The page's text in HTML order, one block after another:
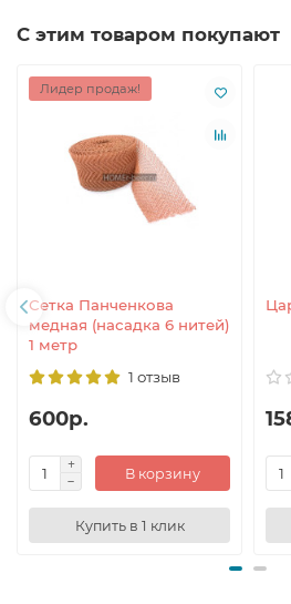
С этим товаром покупают
Лидер продаж!
Сетка Панченкова
медная (насадка 6 нитей)
1 метр
1 отзыв
600р.
В корзину
Купить в 1 клик